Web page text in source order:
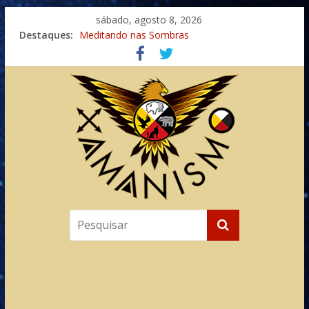
sábado, agosto 8, 2026
Destaques: Meditando nas Sombras
Autosuficiência: A Jornada do Espírito Ancestral
Xamanismo Universal
Totens – Caminho Espiritual – Crescimento
Imaginação na Cura